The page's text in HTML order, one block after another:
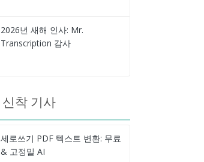
2026년 새해 인사: Mr.
Transcription 감사
신착 기사
세로쓰기 PDF 텍스트 변환: 무료
& 고정밀 AI